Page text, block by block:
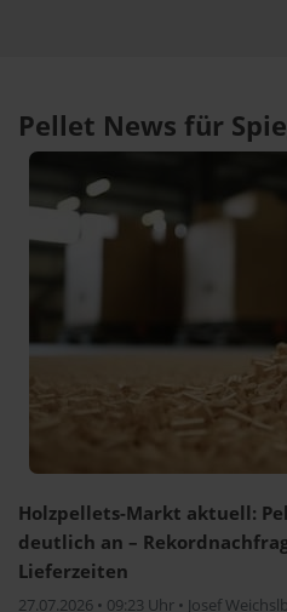
Pellet News für
Holzpellets-Markt aktuell:
deutlich an –
Lieferzeiten
27.07.2026 • 09:23 Uhr • Josef